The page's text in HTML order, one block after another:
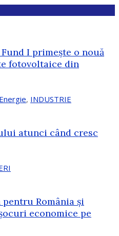
I primește o nouă
fotovoltaice din
Energie, INDUSTRIE
atunci când cresc
România și
economice pe